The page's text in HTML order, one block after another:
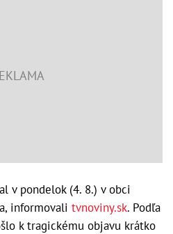
v pondelok (4. 8.) v obci
informovali tvnoviny.sk. Podľa
k tragickému objavu krátko